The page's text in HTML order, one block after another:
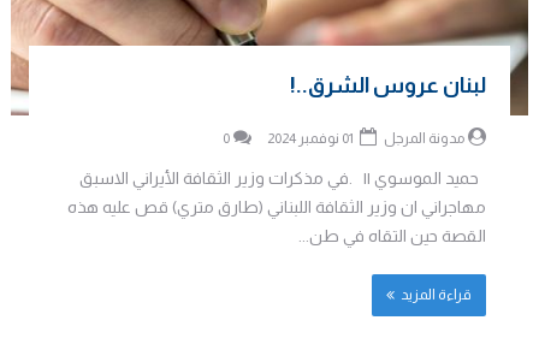
لبنان عروس الشرق..!
مدونة المرجل 0
حميد الموسوي || .في مذكرات وزير الثقافة الأيراني الاسبق
مهاجراني ان وزير الثقافة اللبناني (طارق متري) قص عليه هذه
القصة حين التقاه في طن...
قراءة المزيد